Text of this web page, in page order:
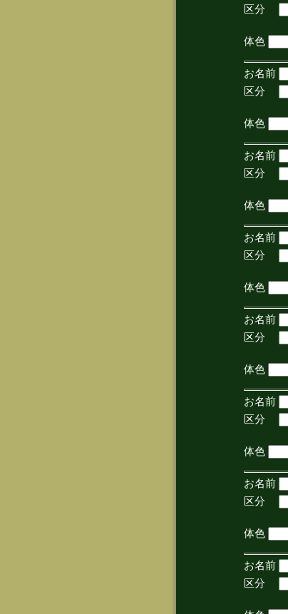
区分
(
体色
お名前
区分
(
体色
お名前
区分
(
体色
お名前
区分
(
体色
お名前
区分
(
体色
お名前
区分
(
体色
お名前
区分
(
体色
お名前
区分
(